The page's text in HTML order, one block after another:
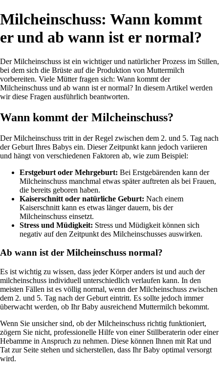
Milcheinschuss: Wann kommt
er und ab wann ist er normal?
Der Milcheinschuss ist ein wichtiger und natürlicher Prozess im Stillen,
bei dem sich die Brüste auf die Produktion von Muttermilch
vorbereiten. Viele Mütter fragen sich: Wann kommt der
Milcheinschuss und ab wann ist er normal? In diesem Artikel werden
wir diese Fragen ausführlich beantworten.
Wann kommt der Milcheinschuss?
Der Milcheinschuss tritt in der Regel zwischen dem 2. und 5. Tag nach
der Geburt Ihres Babys ein. Dieser Zeitpunkt kann jedoch variieren
und hängt von verschiedenen Faktoren ab, wie zum Beispiel:
Erstgeburt oder Mehrgeburt: Bei Erstgebärenden kann der
Milcheinschuss manchmal etwas später auftreten als bei Frauen,
die bereits geboren haben.
Kaiserschnitt oder natürliche Geburt: Nach einem
Kaiserschnitt kann es etwas länger dauern, bis der
Milcheinschuss einsetzt.
Stress und Müdigkeit: Stress und Müdigkeit können sich
negativ auf den Zeitpunkt des Milcheinschusses auswirken.
Ab wann ist der Milcheinschuss normal?
Es ist wichtig zu wissen, dass jeder Körper anders ist und auch der
milcheinschuss individuell unterschiedlich verlaufen kann. In den
meisten Fällen ist es völlig normal, wenn der Milcheinschuss zwischen
dem 2. und 5. Tag nach der Geburt eintritt. Es sollte jedoch immer
überwacht werden, ob Ihr Baby ausreichend Muttermilch bekommt.
Wenn Sie unsicher sind, ob der Milcheinschuss richtig funktioniert,
zögern Sie nicht, professionelle Hilfe von einer Stillberaterin oder einer
Hebamme in Anspruch zu nehmen. Diese können Ihnen mit Rat und
Tat zur Seite stehen und sicherstellen, dass Ihr Baby optimal versorgt
wird.